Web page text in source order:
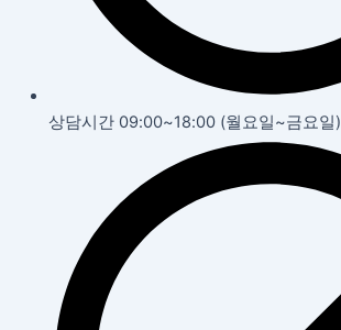
상담시간 09:00~18:00 (월요일~금요일)